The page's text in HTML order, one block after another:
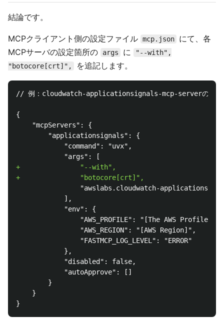
結論です。
MCPクライアント側の設定ファイル mcp.json
にて、各
MCPサーバの設定箇所の
args に
"--with",
"botocore[crt]",
を追記します。
{
    "mcpServers": {
        "applicationsignals": {
            "command": "uvx",
+               "--with",
"awslabs.cloudwatch-
            ],
            "env": {
"AWS_PROFILE": "[The AWS Profile
                "AWS_REGION": "[AWS Region]",
                "FASTMCP_LOG_LEVEL": "ERROR"
            },
            "disabled": false,
            "autoApprove": []
        }
    }